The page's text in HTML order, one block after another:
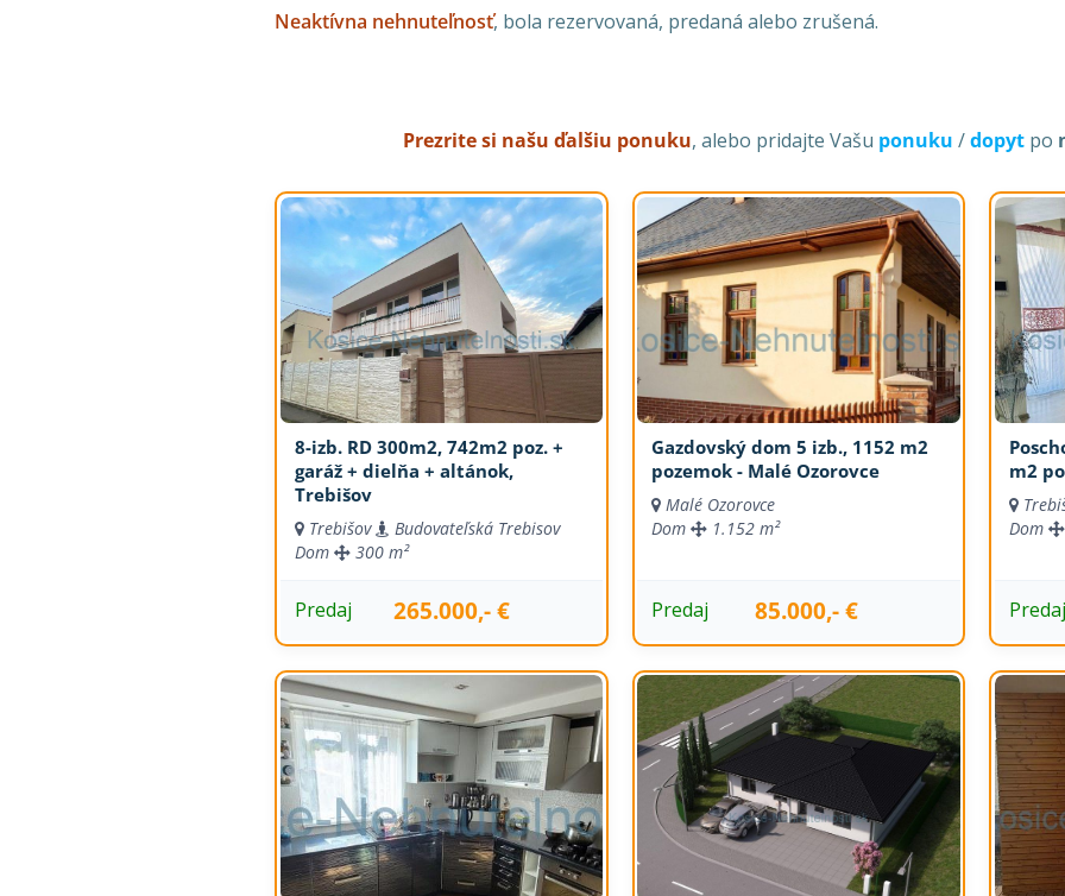
Neaktívna nehnuteľnosť, bola rezervovaná, predaná alebo zrušená.
Prezrite si našu ďalšiu ponuku, alebo pridajte Vašu ponuku /dopyt po
8-izb. RD 300m2, 742m2 poz. +
garáž + dielňa + altánok,
Trebišov
Trebišov
Budovateľská Trebisov
Dom
300 m²
Predaj 265.000,- €
Gazdovský dom 5 izb., 1152 m2
pozemok - Malé Ozorovce
Malé Ozorovce
Dom
1.152 m²
Predaj 85.000,- €
m2
Dom